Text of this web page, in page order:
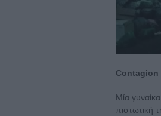
Contagion
Μία
πιστωτική